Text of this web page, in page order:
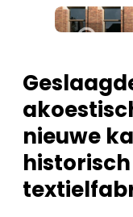
nieuwe
historisch